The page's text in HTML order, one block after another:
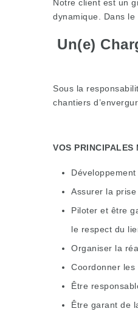
Notre client est un
dynamique. Dans
Un(e)
Sous la
chantiers
VOS PRINCIPALES
Assurer la
Piloter et être
le respect du
Organiser la
Coordonner les
Être
Être garant de